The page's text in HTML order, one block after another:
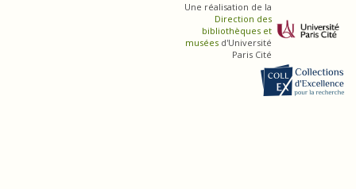
Une réalisation de la
Direction des
bibliothèques et
muséesd'Université
Paris Cité